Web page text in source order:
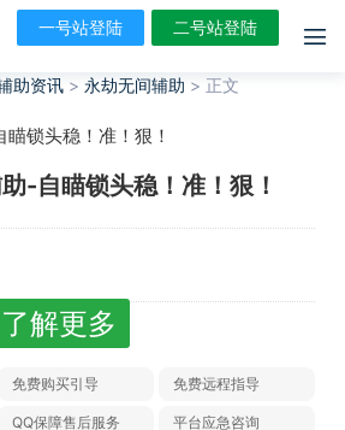
一号站登陆 二号站登陆
助资讯 > 永劫无间辅助 > 正文
-自瞄锁头稳！准！狠！
了解更多
免费购买引导 免费远程指导
QQ保障售后服务 平台应急咨询